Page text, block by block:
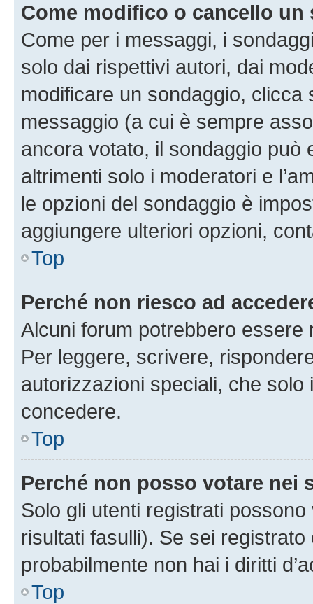
Come modifico o cancello un
Come per i messaggi, i
solo dai rispettivi autori, dai
modificare un sondaggio,
messaggio (a cui è sempre
ancora votato, il sondaggio può
altrimenti solo i moderatori e
le opzioni del sondaggio è
aggiungere ulteriori opzioni,
Top
Perché non riesco ad
Alcuni forum potrebbero
Per leggere, scrivere,
autorizzazioni speciali, che solo
concedere.
Top
Perché non posso votare nei
Solo gli utenti registrati
risultati fasulli). Se sei
probabilmente non hai i diritti
Top